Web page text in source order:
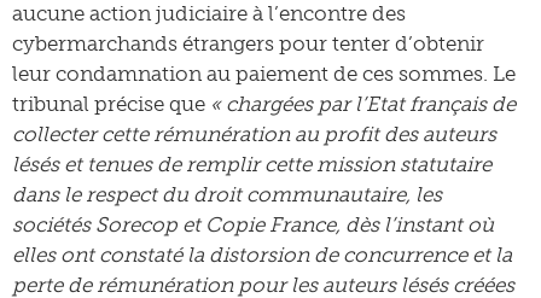
aucune action judiciaire à l’encontre des
cybermarchands étrangers pour tenter d’obtenir
leur condamnation au paiement de ces sommes. Le
tribunal précise que « chargées par l’Etat français de
collecter cette rémunération au profit des auteurs
lésés et tenues de remplir cette mission statutaire
dans le respect du droit communautaire, les
sociétés Sorecop et Copie France, dès l’instant où
elles ont constaté la distorsion de concurrence et la
perte de rémunération pour les auteurs lésés créées